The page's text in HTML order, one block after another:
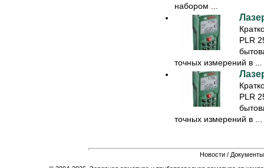
набором ...
PLR
точных измерений в ...
PLR
точных измерений в ...
Новости / Документы